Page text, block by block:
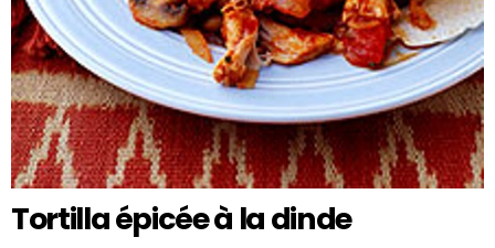
Tortilla épicée à la dinde